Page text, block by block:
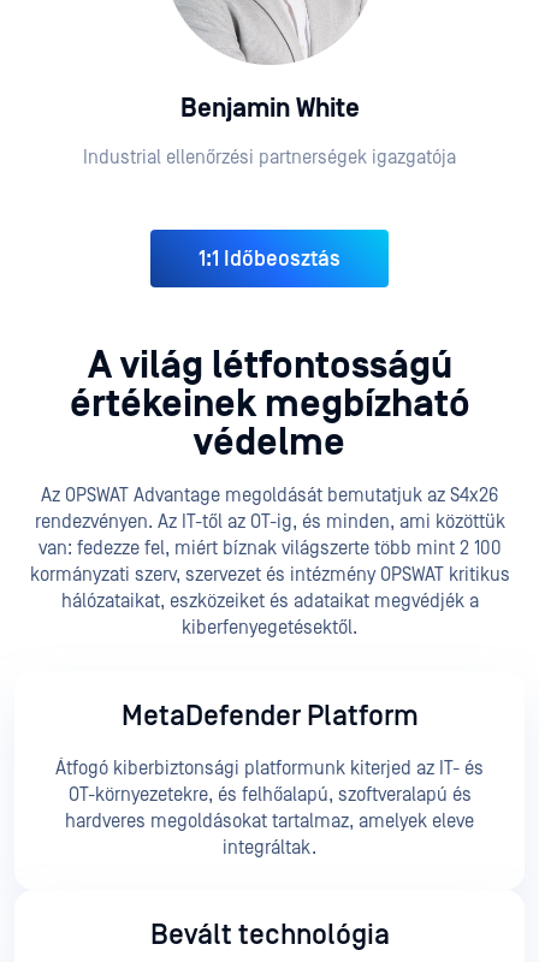
Benjamin White
Industrial ellenőrzési partnerségek igazgatója
1:1 Időbeosztás
A világ létfontosságú
értékeinek megbízható
védelme
Az OPSWAT Advantage megoldását bemutatjuk az S4x26
rendezvényen. Az IT-től az OT-ig, és minden, ami közöttük
van: fedezze fel, miért bíznak világszerte több mint 2 100
kormányzati szerv, szervezet és intézmény OPSWAT kritikus
hálózataikat, eszközeiket és adataikat megvédjék a
kiberfenyegetésektől.
MetaDefender Platform
Átfogó kiberbiztonsági platformunk kiterjed az IT- és
OT-környezetekre, és felhőalapú, szoftveralapú és
hardveres megoldásokat tartalmaz, amelyek eleve
integráltak.
Bevált technológia